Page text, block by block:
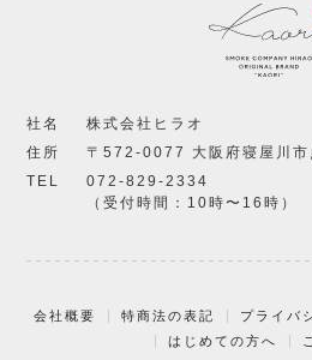
社名
株式会社ヒラオ
住所
〒572-0077 大阪府寝屋川
TEL
072-829-2334
（受付時間：10時〜16時）
会社概要 特商法の表記 プライバ
はじめての方へ